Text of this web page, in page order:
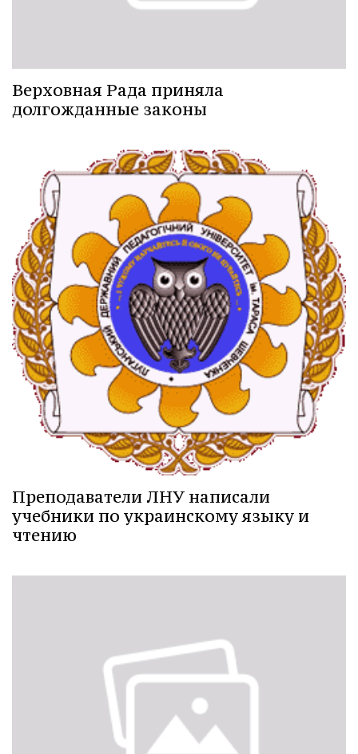
Верховная Рада приняла
долгожданные законы
Преподаватели ЛНУ написали
учебники по украинскому языку и
чтению